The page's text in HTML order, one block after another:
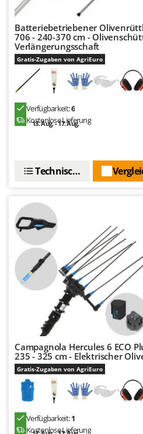
MTD
N
New O.M.R.A.
Nilfisk
Ninja
Novatec
Novital
NuovaFac
Oliviero
Olix
OMA
Omas
Ompagrill
Oriental Koshin
Outdoorchef
P
Palazzetti
Palumbo Pavi
Paterlini
Batteriebetriebener
706 - 240-370 cm -
Verlängerungsschaft
Gratis-Zugaben von AgriEuro
Verfügbarkeit:6
Kostenlose Lieferung
13. Aug. - 17. Aug.
Technische Daten
Campagnola Hercules 6 ECO
235 - 325 cm - Elektrischer
Gratis-Zugaben von AgriEuro
Verfügbarkeit:1
Kostenlose Lieferung